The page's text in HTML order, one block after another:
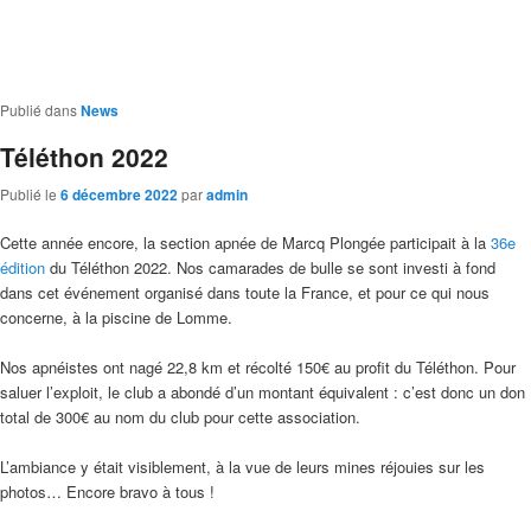
Publié dansNews
Téléthon 2022
Publié le 6 décembre 2022paradmin
Cette année encore, la section apnée de Marcq Plongée participait à la 36e
édition du Téléthon 2022. Nos camarades de bulle se sont investi à fond
dans cet événement organisé dans toute la France, et pour ce qui nous
concerne, à la piscine de Lomme.
Nos apnéistes ont nagé 22,8 km et récolté 150€ au profit du Téléthon. Pour
saluer l’exploit, le club a abondé d’un montant équivalent : c’est donc un don
total de 300€ au nom du club pour cette association.
L’ambiance y était visiblement, à la vue de leurs mines réjouies sur les
photos… Encore bravo à tous !